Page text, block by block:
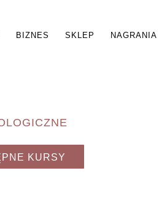
BIZNES SKLEP NAGRANIA
KURSY